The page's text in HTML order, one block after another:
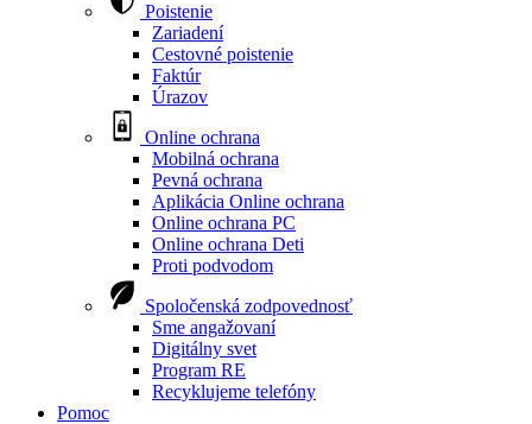
Poistenie
Zariadení
Cestovné poistenie
Faktúr
Úrazov
Online ochrana
Mobilná ochrana
Pevná ochrana
Aplikácia Online ochrana
Online ochrana PC
Online ochrana Deti
Proti podvodom
Spoločenská zodpovednosť
Sme angažovaní
Digitálny svet
Program RE
Recyklujeme telefóny
Pomoc